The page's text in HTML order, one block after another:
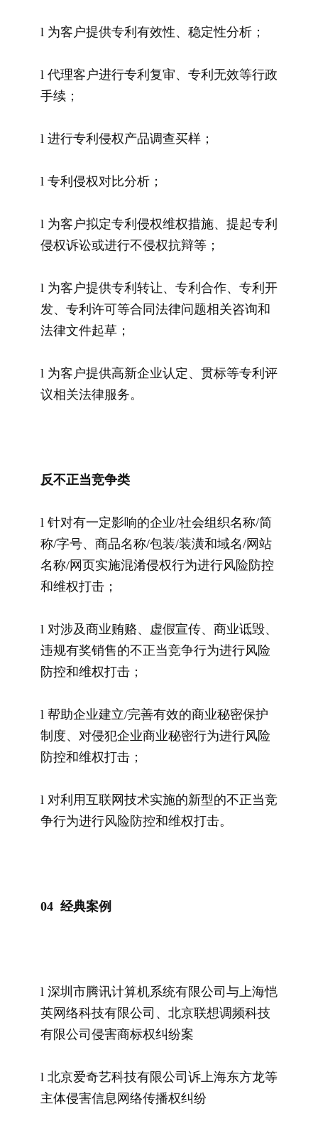
l 为客户提供专利有效性、稳定性分析；
l 代理客户进行专利复审、专利无效等行政
手续；
l 进行专利侵权产品调查买样；
l 专利侵权对比分析；
l 为客户拟定专利侵权维权措施、提起专利
侵权诉讼或进行不侵权抗辩等；
l 为客户提供专利转让、专利合作、专利开
发、专利许可等合同法律问题相关咨询和
法律文件起草；
l 为客户提供高新企业认定、贯标等专利评
议相关法律服务。
反不正当竞争类
l 针对有一定影响的企业/社会组织名称/简
称/字号、商品名称/包装/装潢和域名/网站
名称/网页实施混淆侵权行为进行风险防控
和维权打击；
l 对涉及商业贿赂、虚假宣传、商业诋毁、
违规有奖销售的不正当竞争行为进行风险
防控和维权打击；
l 帮助企业建立/完善有效的商业秘密保护
制度、对侵犯企业商业秘密行为进行风险
防控和维权打击；
l 对利用互联网技术实施的新型的不正当竞
争行为进行风险防控和维权打击。
04 经典案例
l 深圳市腾讯计算机系统有限公司与上海恺
英网络科技有限公司、北京联想调频科技
有限公司侵害商标权纠纷案
l 北京爱奇艺科技有限公司诉上海东方龙等
主体侵害信息网络传播权纠纷